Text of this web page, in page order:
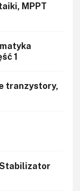
MPPT
1
tranzystory,
Stabilizator